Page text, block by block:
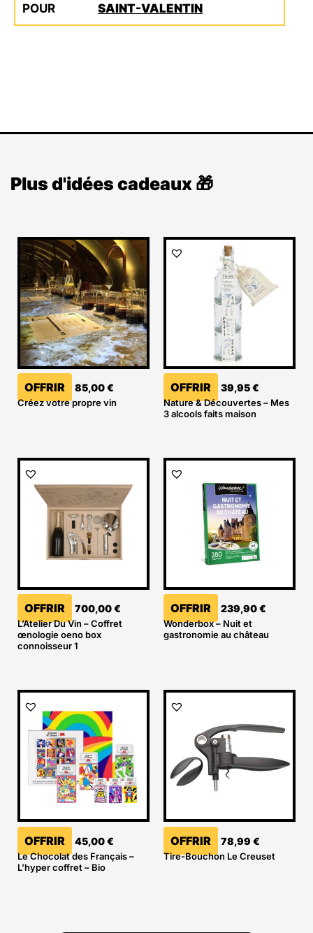
POUR
SAINT-VALENTIN
Plus d'idées cadeaux 🎁
OFFRIR 85,00€
Créez votre propre vin
OFFRIR 39,95€
Nature & Découvertes – Mes
3 alcools faits maison
OFFRIR 700,00€
L’Atelier Du Vin – Coffret
œnologie oeno box
connoisseur 1
OFFRIR 239,90€
Wonderbox – Nuit et
gastronomie au château
OFFRIR 45,00€
Le Chocolat des Français –
L’hyper coffret – Bio
OFFRIR 78,99 €
Tire-Bouchon Le Creuset